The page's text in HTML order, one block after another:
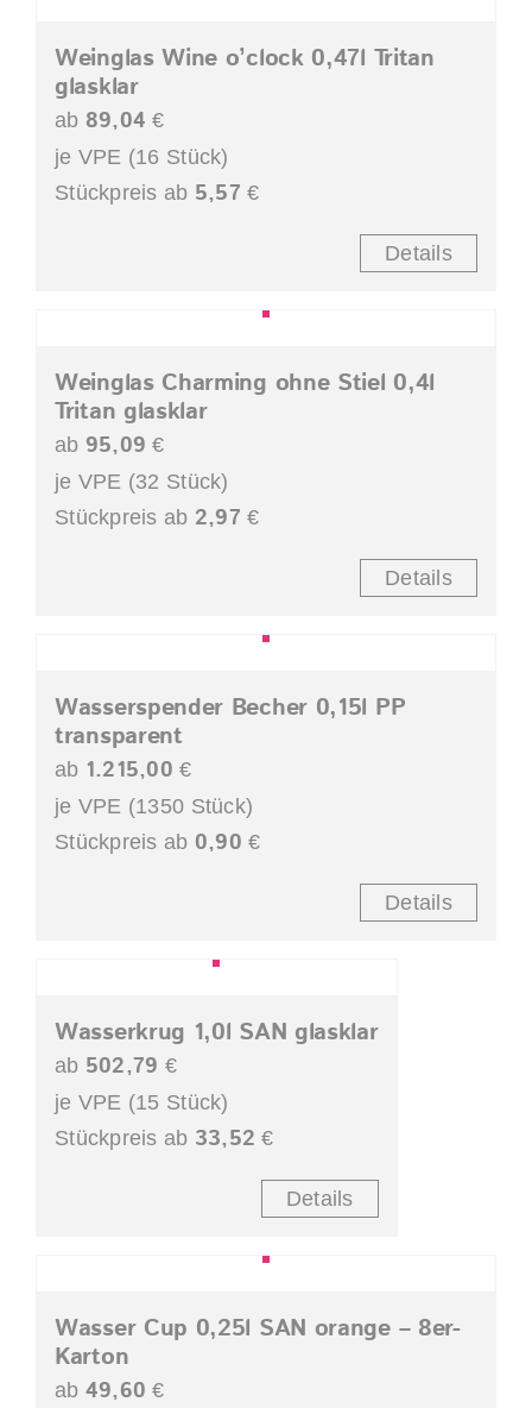
Weinglas Wine o’clock 0,47l Tritan
glasklar
ab 89,04 €
je VPE (16 Stück)
Stückpreis ab 5,57 €
Details
Weinglas Charming ohne Stiel 0,4l
Tritan glasklar
ab 95,09 €
je VPE (32 Stück)
Stückpreis ab 2,97 €
Details
Wasserspender Becher 0,15l PP
transparent
ab 1.215,00 €
je VPE (1350 Stück)
Stückpreis ab 0,90 €
Details
Wasserkrug 1,0l SAN glasklar
ab 502,79 €
je VPE (15 Stück)
Stückpreis ab 33,52 €
Details
Wasser Cup 0,25l SAN orange – 8er-
Karton
ab 49,60 €